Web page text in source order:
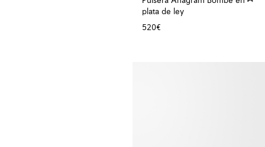
plata de ley
520€